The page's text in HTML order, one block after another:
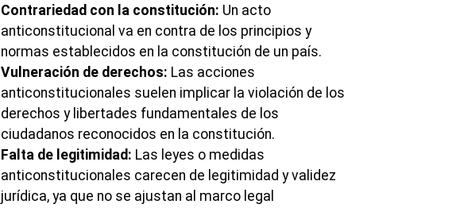
Contrariedad con la constitución: Un acto
anticonstitucional va en contra de los principios y
normas establecidos en la constitución de un país.
Vulneración de derechos: Las acciones
anticonstitucionales suelen implicar la violación de los
derechos y libertades fundamentales de los
ciudadanos reconocidos en la constitución.
Falta de legitimidad: Las leyes o medidas
anticonstitucionales carecen de legitimidad y validez
jurídica, ya que no se ajustan al marco legal